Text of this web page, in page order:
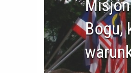
Bogu,